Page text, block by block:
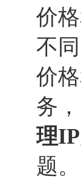
价
不
价
务
理IP
题。